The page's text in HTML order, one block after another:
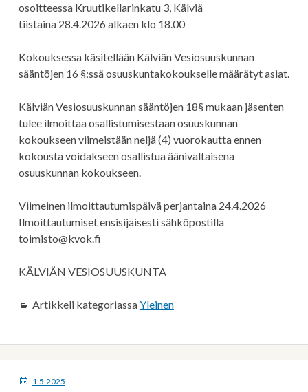
osoitteessa Kruutikellarinkatu 3, Kälviä
tiistaina 28.4.2026 alkaen klo 18.00
Kokouksessa käsitellään Kälviän Vesiosuuskunnan
sääntöjen 16 §:ssä osuuskuntakokoukselle määrätyt asiat.
Kälviän Vesiosuuskunnan sääntöjen 18§ mukaan jäsenten
tulee ilmoittaa osallistumisestaan osuuskunnan
kokoukseen viimeistään neljä (4) vuorokautta ennen
kokousta voidakseen osallistua äänivaltaisena
osuuskunnan kokoukseen.
Viimeinen ilmoittautumispäivä perjantaina 24.4.2026
Ilmoittautumiset ensisijaisesti sähköpostilla
toimisto@kvok.fi
KÄLVIÄN VESIOSUUSKUNTA
Artikkeli kategoriassaYleinen
JULKAISTU
1.5.2025